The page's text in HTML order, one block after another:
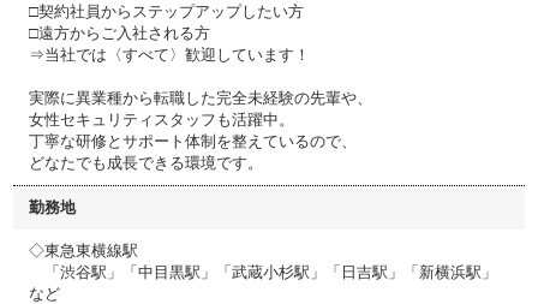
□契約社員からステップアップしたい方
□遠方からご入社される方
⇒当社では〈すべて〉歓迎しています！
実際に異業種から転職した完全未経験の先輩や、
女性セキュリティスタッフも活躍中。
丁寧な研修とサポート体制を整えているので、
どなたでも成長できる環境です。
勤務地
◇東急東横線駅
「渋谷駅」「中目黒駅」「武蔵小杉駅」「日吉駅」「新横浜駅」
など